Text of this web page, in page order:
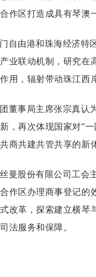
作区打造成具有琴
自由港和珠海经济
业联动机制，研究
用，辐射带动珠江西
董事局主席张宗真
，再次体现国家对“
商共建共管共享的
曼股份有限公司工会
作区办理商事登记
改革，探索建立横
法服务和保障。